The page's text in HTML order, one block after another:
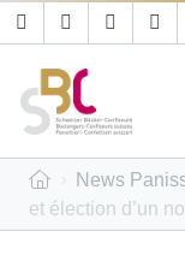
News
et élection d’un